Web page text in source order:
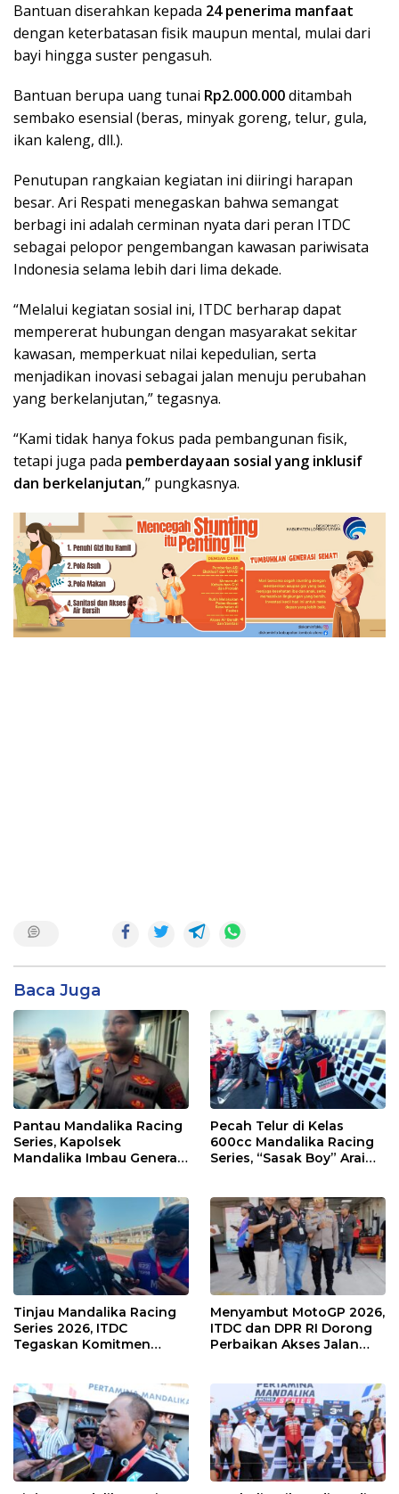
Bantuan diserahkan kepada 24 penerima manfaat
dengan keterbatasan fisik maupun mental, mulai dari
bayi hingga suster pengasuh.
Bantuan berupa uang tunai Rp2.000.000ditambah
sembako esensial (beras, minyak goreng, telur, gula,
ikan kaleng, dll.).
Penutupan rangkaian kegiatan ini diiringi harapan
besar. Ari Respati menegaskan bahwa semangat
berbagi ini adalah cerminan nyata dari peran ITDC
sebagai pelopor pengembangan kawasan pariwisata
Indonesia selama lebih dari lima dekade.
“Melalui kegiatan sosial ini, ITDC berharap dapat
mempererat hubungan dengan masyarakat sekitar
kawasan, memperkuat nilai kepedulian, serta
menjadikan inovasi sebagai jalan menuju perubahan
yang berkelanjutan,” tegasnya.
“Kami tidak hanya fokus pada pembangunan fisik,
tetapi juga pada pemberdayaan sosial yang inklusif
dan berkelanjutan,” pungkasnya.
Baca Juga
Pantau Mandalika Racing
Series, Kapolsek
Mandalika Imbau Generasi
Pecah Telur di Kelas
600cc Mandalika Racing
Series, “Sasak Boy” Arai
Tinjau Mandalika Racing
Series 2026, ITDC
Tegaskan Komitmen
Kawasan
Menyambut MotoGP 2026,
ITDC dan DPR RI Dorong
Perbaikan Akses Jalan